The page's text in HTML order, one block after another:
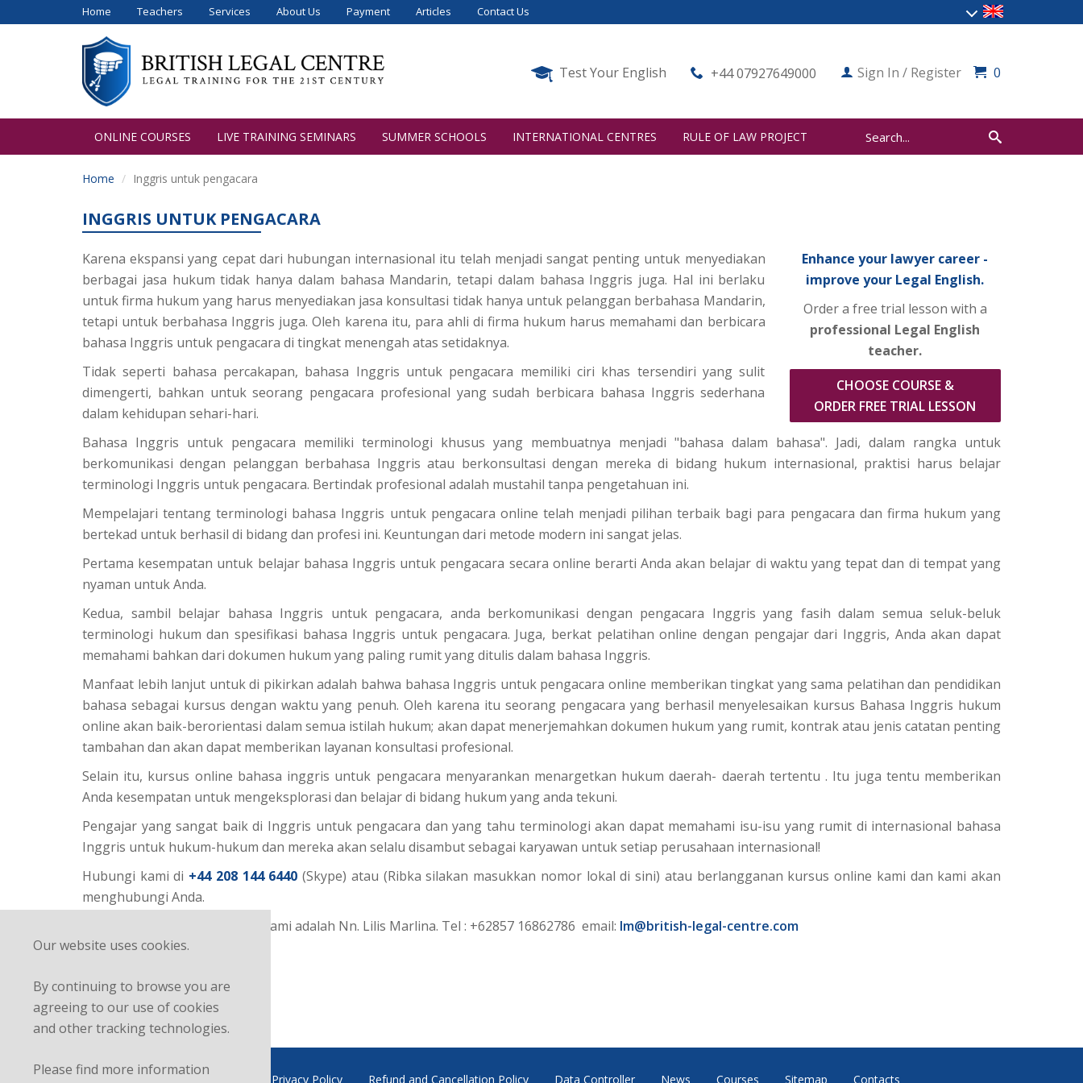
Home Teachers Services About Us Payment Articles Contact Us
Test Your English +44 07927649000 Sign In / Register 0
ONLINE COURSES LIVE TRAINING SEMINARS SUMMER SCHOOLS INTERNATIONAL CENTRES RULE OF LAW PROJECT
Home Inggris untuk pengacara
INGGRIS UNTUK PENGACARA
Karena ekspansi yang cepat dari hubungan internasional itu telah menjadi sangat penting untuk menyediakan
berbagai jasa hukum tidak hanya dalam bahasa Mandarin, tetapi dalam bahasa Inggris juga. Hal ini berlaku
untuk firma hukum yang harus menyediakan jasa konsultasi tidak hanya untuk pelanggan berbahasa Mandarin,
tetapi untuk berbahasa Inggris juga. Oleh karena itu, para ahli di firma hukum harus memahami dan berbicara
bahasa Inggris untuk pengacara di tingkat menengah atas setidaknya.
Tidak seperti bahasa percakapan, bahasa Inggris untuk pengacara memiliki ciri khas tersendiri yang sulit
dimengerti, bahkan untuk seorang pengacara profesional yang sudah berbicara bahasa Inggris sederhana
dalam kehidupan sehari-hari.
Enhance your lawyer career -
improve your Legal English.
Order a free trial lesson with a
professional Legal English
teacher.
CHOOSE COURSE &
ORDER FREE TRIAL LESSON
Bahasa Inggris untuk pengacara memiliki terminologi khusus yang membuatnya menjadi "bahasa dalam bahasa". Jadi, dalam rangka untuk
berkomunikasi dengan pelanggan berbahasa Inggris atau berkonsultasi dengan mereka di bidang hukum internasional, praktisi harus belajar
terminologi Inggris untuk pengacara. Bertindak profesional adalah mustahil tanpa pengetahuan ini.
Mempelajari tentang terminologi bahasa Inggris untuk pengacara online telah menjadi pilihan terbaik bagi para pengacara dan firma hukum yang
bertekad untuk berhasil di bidang dan profesi ini. Keuntungan dari metode modern ini sangat jelas.
Pertama kesempatan untuk belajar bahasa Inggris untuk pengacara secara online berarti Anda akan belajar di waktu yang tepat dan di tempat yang
nyaman untuk Anda.
Kedua, sambil belajar bahasa Inggris untuk pengacara, anda berkomunikasi dengan pengacara Inggris yang fasih dalam semua seluk-beluk
terminologi hukum dan spesifikasi bahasa Inggris untuk pengacara. Juga, berkat pelatihan online dengan pengajar dari Inggris, Anda akan dapat
memahami bahkan dari dokumen hukum yang paling rumit yang ditulis dalam bahasa Inggris.
Manfaat lebih lanjut untuk di pikirkan adalah bahwa bahasa Inggris untuk pengacara online memberikan tingkat yang sama pelatihan dan pendidikan
bahasa sebagai kursus dengan waktu yang penuh. Oleh karena itu seorang pengacara yang berhasil menyelesaikan kursus Bahasa Inggris hukum
online akan baik-berorientasi dalam semua istilah hukum; akan dapat menerjemahkan dokumen hukum yang rumit, kontrak atau jenis catatan penting
tambahan dan akan dapat memberikan layanan konsultasi profesional.
Selain itu, kursus online bahasa inggris untuk pengacara menyarankan menargetkan hukum daerah- daerah tertentu . Itu juga tentu memberikan
Anda kesempatan untuk mengeksplorasi dan belajar di bidang hukum yang anda tekuni.
Pengajar yang sangat baik di Inggris untuk pengacara dan yang tahu terminologi akan dapat memahami isu-isu yang rumit di internasional bahasa
Inggris untuk hukum-hukum dan mereka akan selalu disambut sebagai karyawan untuk setiap perusahaan internasional!
Hubungi kami di +44 208 144 6440 (Skype) atau (Ribka silakan masukkan nomor lokal di sini) atau berlangganan kursus online kami dan kami akan
menghubungi Anda.
Mitra kerja / Pemasaran local kami adalah Nn. Lilis Marlina. Tel : +62857 16862786 email: lm@british-legal-centre.com
FAQ Terms and Conditions Privacy Policy Refund and Cancellation Policy Data Controller News Courses Sitemap Contacts
Our website uses cookies.
By continuing to browse you are
agreeing to our use of cookies
and other tracking technologies.
Please find more information